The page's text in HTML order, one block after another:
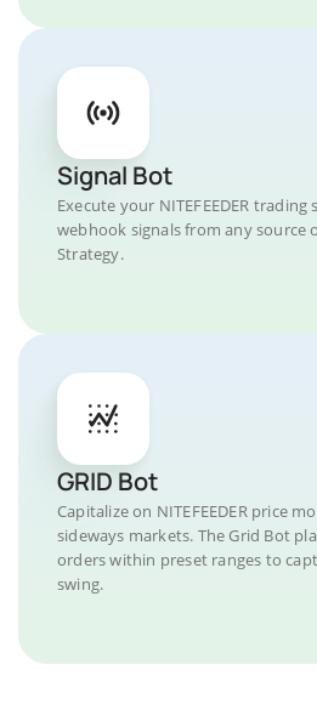
Signal Bot
Execute your NITEFEEDER
webhook signals from any source
Strategy.
GRID Bot
Capitalize on NITEFEEDER price
sideways markets. The Grid Bot
orders within preset ranges to
swing.